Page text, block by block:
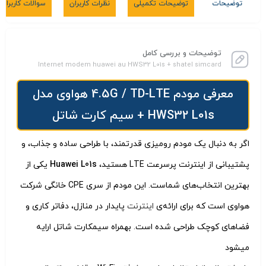
توضیحات توضیحات تکمیلی نظرات کاربران سوالات کاربران
توضیحات و بررسی کامل
Internet modem huawei au HWS32 L01s + shatel simcard
معرفی مودم 4.5G / TD-LTE هواوی مدل
HWS32 L01s + سیم کارت شاتل
اگر به دنبال یک مودم رومیزی قدرتمند، با طراحی ساده و جذاب، و
پشتیبانی از اینترنت پرسرعت LTE هستید،
Huawei L01s یکی از
بهترین انتخاب‌های شماست. این مودم از سری CPE خانگی شرکت
هواوی است که برای ارائه‌ی اینترنت پایدار در منازل، دفاتر کاری و
فضاهای کوچک طراحی شده است. بهمراه سیمکارت شاتل ارایه
میشود